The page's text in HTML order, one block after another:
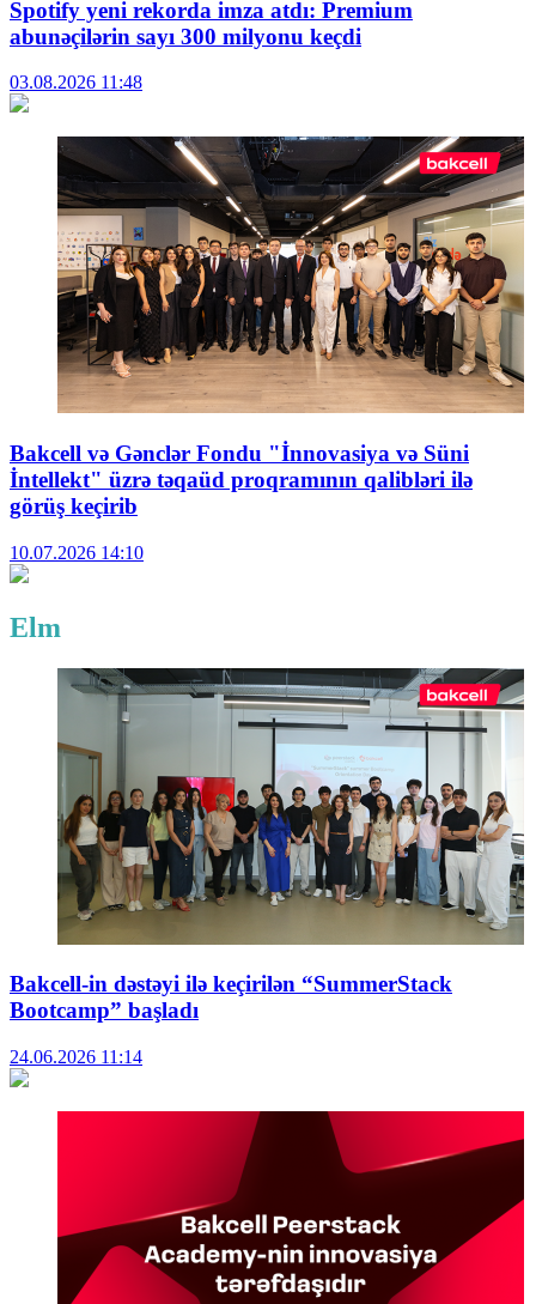
Spotify yeni rekorda imza atdı: Premium
abunəçilərin sayı 300 milyonu keçdi
03.08.2026 11:48
Bakcell və Gənclər Fondu "İnnovasiya və Süni
İntellekt" üzrə təqaüd proqramının qalibləri ilə
görüş keçirib
10.07.2026 14:10
Elm
Bakcell-in dəstəyi ilə keçirilən “SummerStack
Bootcamp” başladı
24.06.2026 11:14